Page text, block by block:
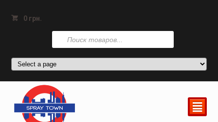
0 грн.
Поиск
товаров
²